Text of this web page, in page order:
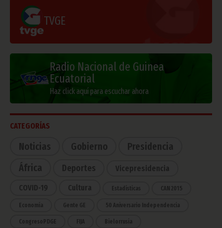
TVGE
Radio Nacional de Guinea
Ecuatorial
Haz click aquí para escuchar ahora
CATEGORÍAS
Noticias Gobierno
Presidencia
África
Deportes Vicepresidencia
COVID-19 Cultura Estadísticas CAN 2015
Economía Gente GE 50 Aniversario Independencia
CongresoPDGE FIJA Bielorrusia